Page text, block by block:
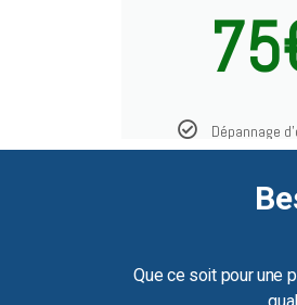
Dépannage
Que ce soit pour une